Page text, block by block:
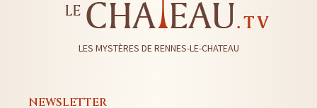
LES MYSTÈRES DE RENNES-LE-CHATEAU
NEWSLETTER